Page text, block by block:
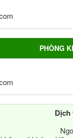
PHÒNG
Dịch